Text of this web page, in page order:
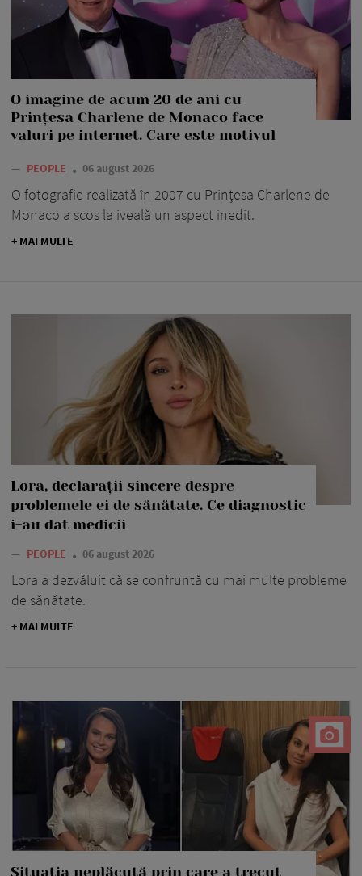
O imagine de acum 20 de ani cu
Prințesa Charlene de Monaco face
valuri pe internet. Care este motivul
— PEOPLE 06 august 2026
O fotografie realizată în 2007 cu Prințesa Charlene de
Monaco a scos la iveală un aspect inedit.
+ MAI MULTE
Lora, declarații sincere despre
problemele ei de sănătate. Ce diagnostic
i-au dat medicii
— PEOPLE 06 august 2026
Lora a dezvăluit că se confruntă cu mai multe probleme
de sănătate.
+ MAI MULTE
Situația neplăcută prin care a trecut